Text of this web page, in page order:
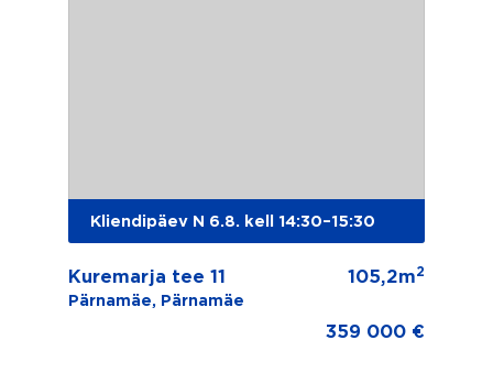
Kliendipäev N 6.8. kell 14:30–15:30
Kuremarja tee 11
Pärnamäe, Pärnamäe
105,2m2
359 000 €